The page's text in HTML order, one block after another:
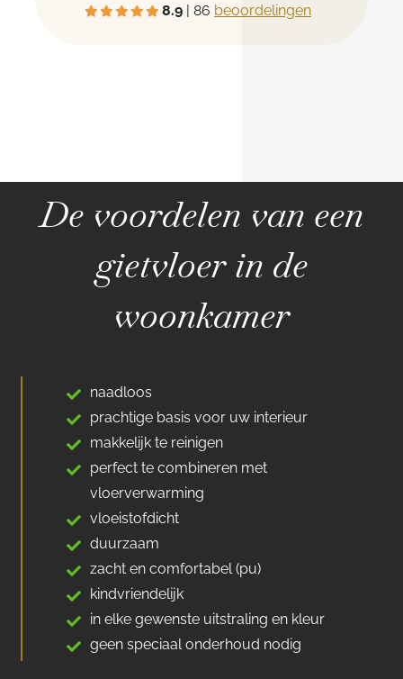
8.9 | 86 beoordelingen
De voordelen van een
gietvloer in de
woonkamer
naadloos
prachtige basis voor uw interieur
makkelijk te reinigen
perfect te combineren met
vloerverwarming
vloeistofdicht
duurzaam
zacht en comfortabel (pu)
kindvriendelijk
in elke gewenste uitstraling en kleur
geen speciaal onderhoud nodig